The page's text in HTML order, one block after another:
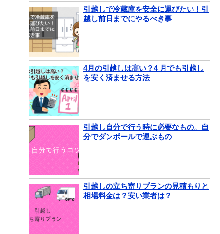
引越しで冷蔵庫を安全に運びたい！引
越し前日までにやるべき事
4月の引越しは高い？4 月でも引越し
を安く済ませる方法
引越し自分で行う時に必要なもの。自
分でダンボールで運ぶもの
引越しの立ち寄りプランの見積もりと
相場料金は？安い業者は？